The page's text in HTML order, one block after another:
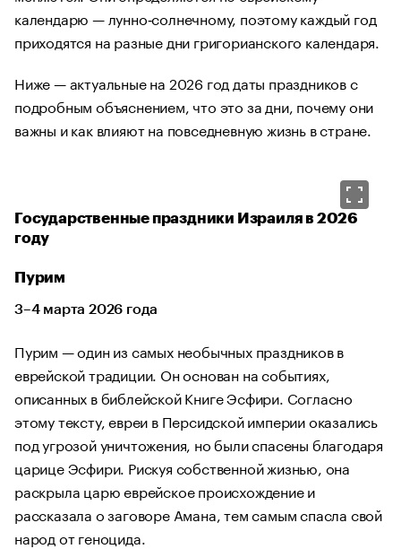
календарю — лунно‑солнечному, поэтому каждый год
приходятся на разные дни григорианского календаря.
Ниже — актуальные на 2026 год даты праздников с
подробным объяснением, что это за дни, почему они
важны и как влияют на повседневную жизнь в стране.
Государственные праздники Израиля в 2026
году
Пурим
3–4 марта 2026 года
Пурим — один из самых необычных праздников в
еврейской традиции. Он основан на событиях,
описанных в библейской Книге Эсфири. Согласно
этому тексту, евреи в Персидской империи оказались
под угрозой уничтожения, но были спасены благодаря
царице Эсфири. Рискуя собственной жизнью, она
раскрыла царю еврейское происхождение и
рассказала о заговоре Амана, тем самым спасла свой
народ от геноцида.